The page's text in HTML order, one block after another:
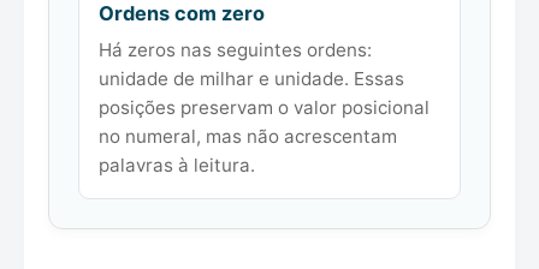
Ordens com zero
Há zeros nas seguintes ordens:
unidade de milhar e unidade. Essas
posições preservam o valor posicional
no numeral, mas não acrescentam
palavras à leitura.